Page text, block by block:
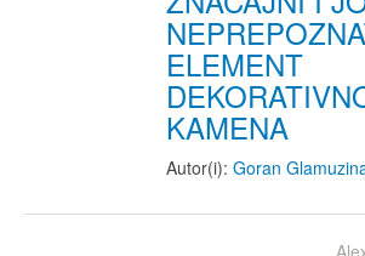
ELEMENT
KAMENA
Autor(i): Goran